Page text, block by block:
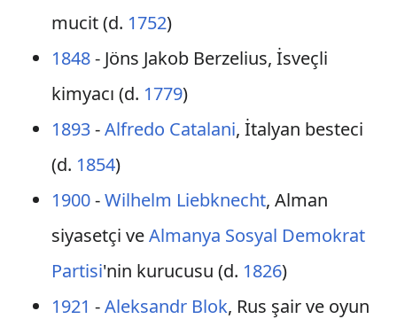
mucit (d. 1752)
1848- Jöns Jakob Berzelius, İsveçli
kimyacı (d. 1779)
1893-Alfredo Catalani, İtalyan besteci
(d. 1854)
1900-Wilhelm Liebknecht, Alman
siyasetçi veAlmanya Sosyal Demokrat
Partisi'nin kurucusu (d. 1826)
1921 -Aleksandr Blok, Rus şair ve oyun